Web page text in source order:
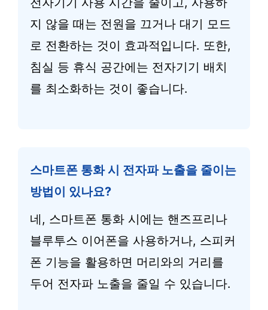
지 않을 때는 전원을 끄거나 대기 모드
로 전환하는 것이 효과적입니다. 또한,
침실 등 휴식 공간에는 전자기기 배치
를 최소화하는 것이 좋습니다.
스마트폰 통화 시 전자파 노출을 줄이는
방법이 있나요?
네, 스마트폰 통화 시에는 핸즈프리나
블루투스 이어폰을 사용하거나, 스피커
폰 기능을 활용하면 머리와의 거리를
두어 전자파 노출을 줄일 수 있습니다.